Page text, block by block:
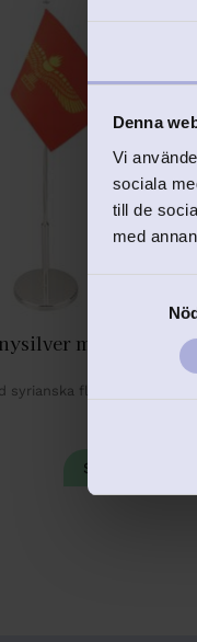
Denna
Vi
sociala
till de
med
m
y
e
s
med Syriansk
syrianska flaggan.